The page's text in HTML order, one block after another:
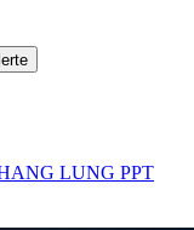
LUNG PPT